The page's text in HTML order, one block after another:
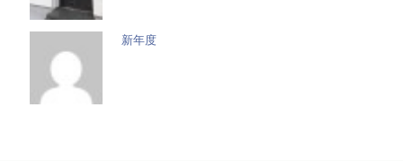
新年度